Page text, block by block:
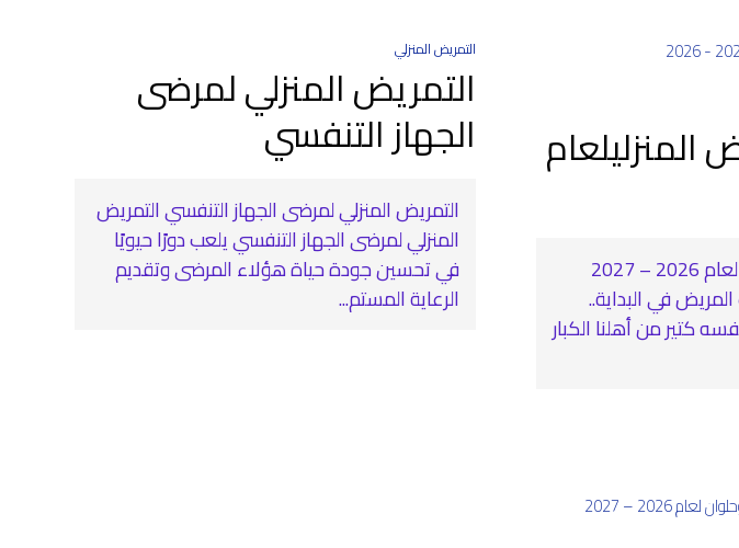
وظائف التمريض المنزلي لعام 2026 – 2027
في البداية..
كتير من أهلنا الكبار
التمريض المنزلي
التمريض المنزلي لمرضى
الجهاز التنفسي
التمريض المنزلي لمرضى الجهاز التنفسي التمريض
المنزلي لمرضى الجهاز التنفسي يلعب دورًا حيويًا
في تحسين جودة حياة هؤلاء المرضى وتقديم
الرعاية المستم...